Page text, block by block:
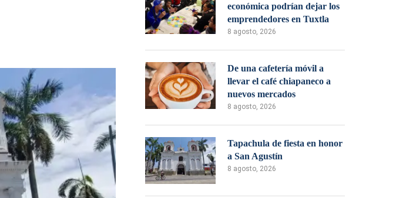
económica podrían dejar los
emprendedores en Tuxtla
8 agosto, 2026
De una cafetería móvil a
llevar el café chiapaneco a
nuevos mercados
8 agosto, 2026
Tapachula de fiesta en honor
a San Agustín
8 agosto, 2026